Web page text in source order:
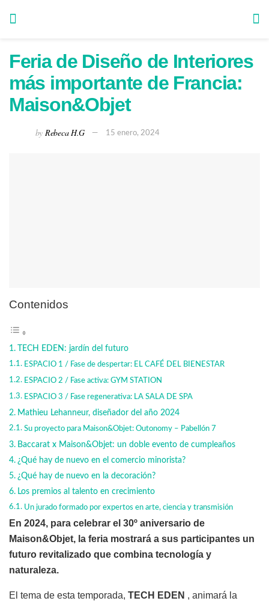
Feria de Diseño de Interiores
más importante de Francia:
Maison&Objet
by Rebeca H.G 15 enero, 2024
Contenidos
TECH EDEN: jardín del futuro
ESPACIO 1 / Fase de despertar: EL CAFÉ DEL BIENESTAR
ESPACIO 2 / Fase activa: GYM STATION
ESPACIO 3 / Fase regenerativa: LA SALA DE SPA
Mathieu Lehanneur, diseñador del año 2024
Su proyecto para Maison&Objet: Outonomy – Pabellón 7
Baccarat x Maison&Objet: un doble evento de cumpleaños
¿Qué hay de nuevo en el comercio minorista?
¿Qué hay de nuevo en la decoración?
Los premios al talento en crecimiento
Un jurado formado por expertos en arte, ciencia y transmisión
En 2024, para celebrar el 30º aniversario de
Maison&Objet, la feria mostrará a sus participantes un
futuro revitalizado que combina tecnología y
naturaleza.
El tema de esta temporada, TECH EDEN , animará la